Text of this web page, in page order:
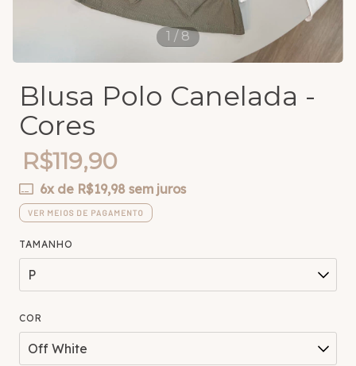
1 / 8
Blusa Polo Canelada -
Cores
R$119,90
6x de R$19,98 sem juros
VER MEIOS DE PAGAMENTO
TAMANHO
COR